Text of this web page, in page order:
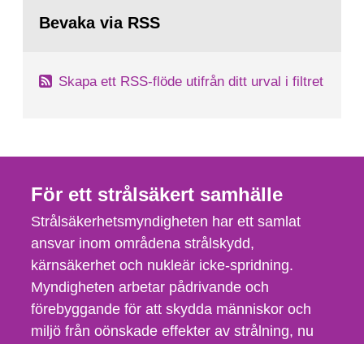
tillståndsansökningar enligt kärntekniklagen.
sida:Bevaka via RSS
Skapa ett RSS-flöde utifrån ditt urval i filtret
För ett strålsäkert samhälle
Strålsäkerhetsmyndigheten har ett samlat
ansvar inom områdena strålskydd,
kärnsäkerhet och nukleär icke-spridning.
Myndigheten arbetar pådrivande och
förebyggande för att skydda människor och
miljö från oönskade effekter av strålning, nu